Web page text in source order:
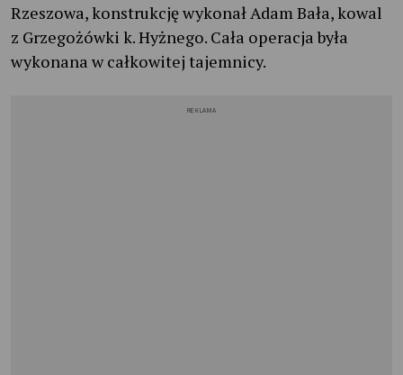
Rzeszowa, konstrukcję wykonał Adam Bała, kowal
z Grzegożówki k. Hyżnego. Cała operacja była
wykonana w całkowitej tajemnicy.
REKLAMA